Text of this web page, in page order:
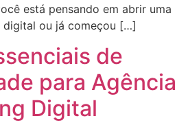
está pensando em abrir uma
digital ou já começou […]
de
para Agência
Digital